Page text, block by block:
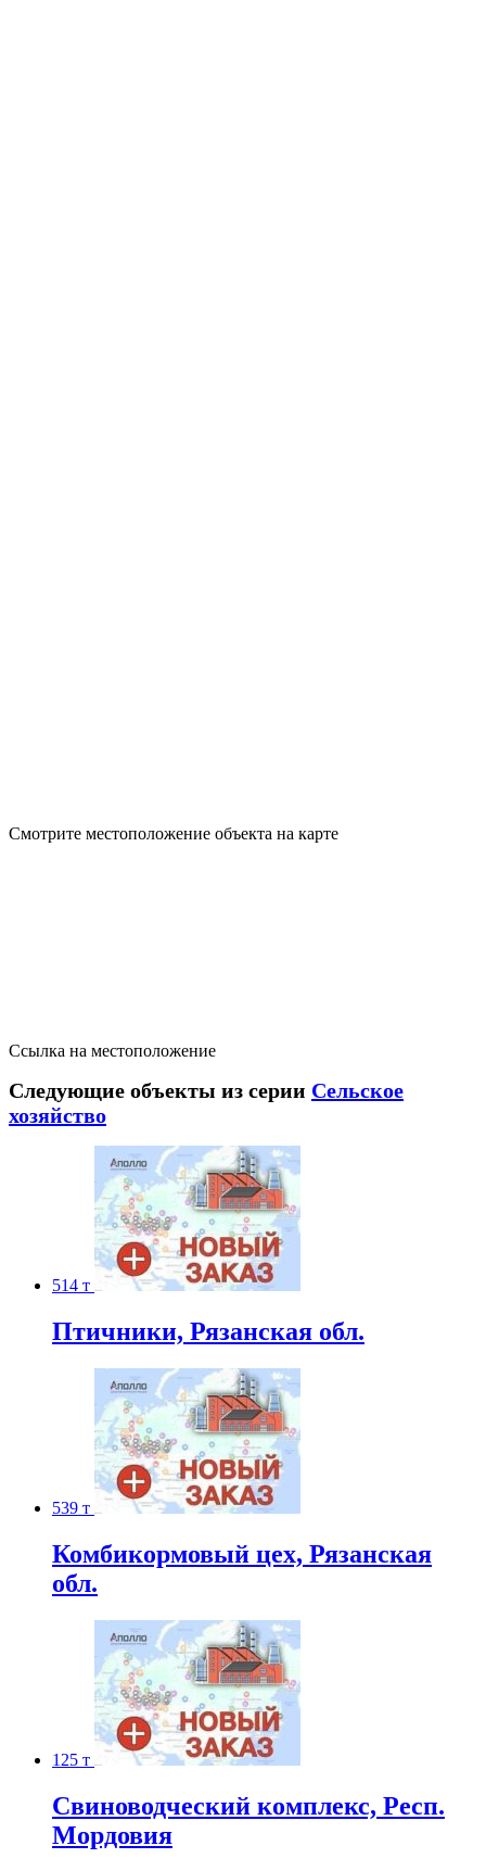
Смотрите местоположение объекта на карте
Ссылка на местоположение
Следующие объекты из серии Сельское
хозяйство
514 т
Птичники, Рязанская обл.
539 т
Комбикормовый цех, Рязанская
обл.
125 т
Свиноводческий комплекс, Респ.
Мордовия